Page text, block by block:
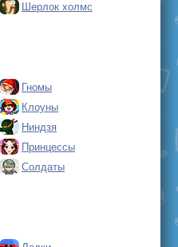
Шерлок холмс
Гномы
Клоуны
Ниндзя
Принцессы
Солдаты